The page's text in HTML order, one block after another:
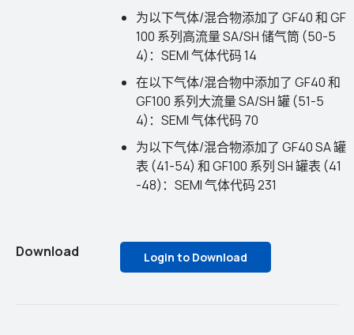
为以下气体/混合物添加了 GF40 和 GF
100 系列高流量 SA/SH 储气筒 (50-5
4)：SEMI 气体代码 14
在以下气体/混合物中添加了 GF40 和
GF100 系列大流量 SA/SH 罐 (51-5
4)：SEMI 气体代码 70
为以下气体/混合物添加了 GF40 SA 罐
表 (41-54) 和 GF100 系列 SH 罐表 (41
-48)：SEMI 气体代码 231
Download Login to Download